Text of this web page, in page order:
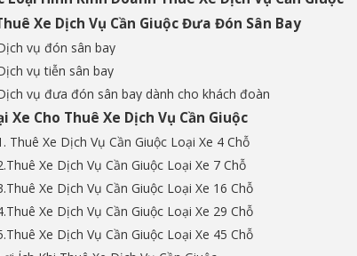
Xe Dịch Vụ Cần Giuộc Đưa Đón Sân Bay
vụ đón sân bay
vụ tiễn sân bay
vụ đưa đón sân bay dành cho khách đoàn
Xe Cho Thuê Xe Dịch Vụ Cần Giuộc
Thuê Xe Dịch Vụ Cần Giuộc Loại Xe 4 Chỗ
Xe Dịch Vụ Cần Giuộc Loại Xe 7 Chỗ
Xe Dịch Vụ Cần Giuộc Loại Xe 16 Chỗ
Xe Dịch Vụ Cần Giuộc Loại Xe 29 Chỗ
Xe Dịch Vụ Cần Giuộc Loại Xe 45 Chỗ